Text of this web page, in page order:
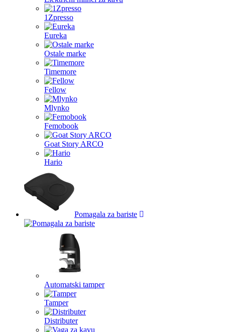
1Zpresso
Eureka
Ostale marke
Timemore
Fellow
Mlynko
Femobook
Goat Story ARCO
Hario
Pomagala za bariste
Automatski tamper
Tamper
Distributer